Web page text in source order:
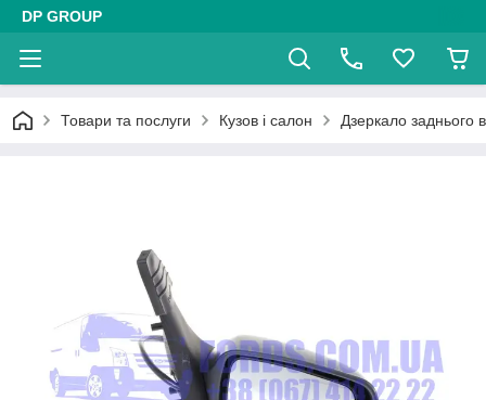
DP GROUP
Товари та послуги Кузов і салон Дзеркало заднього